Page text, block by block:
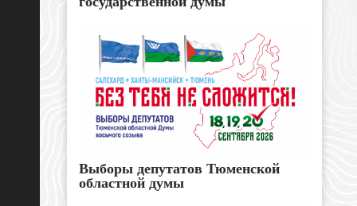
Выборы депутатов Тюменской
областной думы